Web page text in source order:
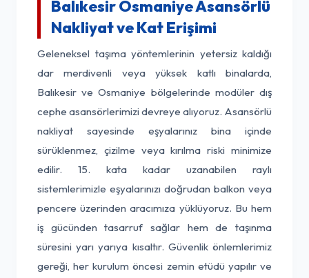
Balıkesir Osmaniye Asansörlü
Nakliyat ve Kat Erişimi
Geleneksel taşıma yöntemlerinin yetersiz kaldığı
dar merdivenli veya yüksek katlı binalarda,
Balıkesir ve Osmaniye bölgelerinde modüler dış
cephe asansörlerimizi devreye alıyoruz. Asansörlü
nakliyat sayesinde eşyalarınız bina içinde
sürüklenmez, çizilme veya kırılma riski minimize
edilir. 15. kata kadar uzanabilen raylı
sistemlerimizle eşyalarınızı doğrudan balkon veya
pencere üzerinden aracımıza yüklüyoruz. Bu hem
iş gücünden tasarruf sağlar hem de taşınma
süresini yarı yarıya kısaltır. Güvenlik önlemlerimiz
gereği, her kurulum öncesi zemin etüdü yapılır ve